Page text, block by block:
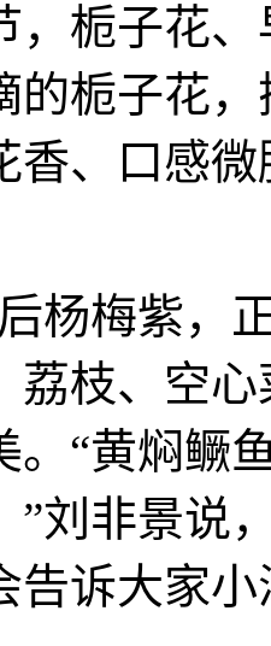
栀子花、
的栀子花
香、口感
梅紫，正
荔枝、空
。“黄焖鳜
”刘非景说
告诉大家